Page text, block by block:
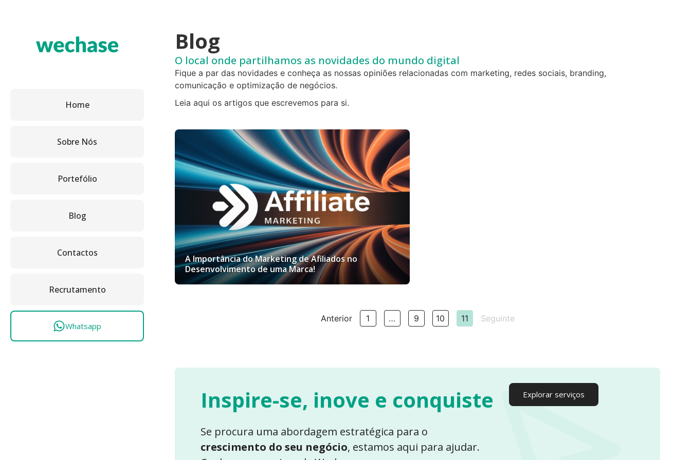
Home
Sobre Nós
Portefólio
Blog
Contactos
Recrutamento
Whatsapp
Blog
O local onde partilhamos as novidades do mundo digital
Fique a par das novidades e conheça as nossas opiniões relacionadas com marketing, redes sociais, branding,
comunicação e optimização de negócios.
Leia aqui os artigos que escrevemos para si.
A Importância do Marketing de Afiliados no
Desenvolvimento de uma Marca!
Anterior 1 … 9 10 11 Seguinte
Inspire-se, inove e conquiste
Se procura uma abordagem estratégica para o
crescimento do seu negócio, estamos aqui para ajudar.
Explorar serviços